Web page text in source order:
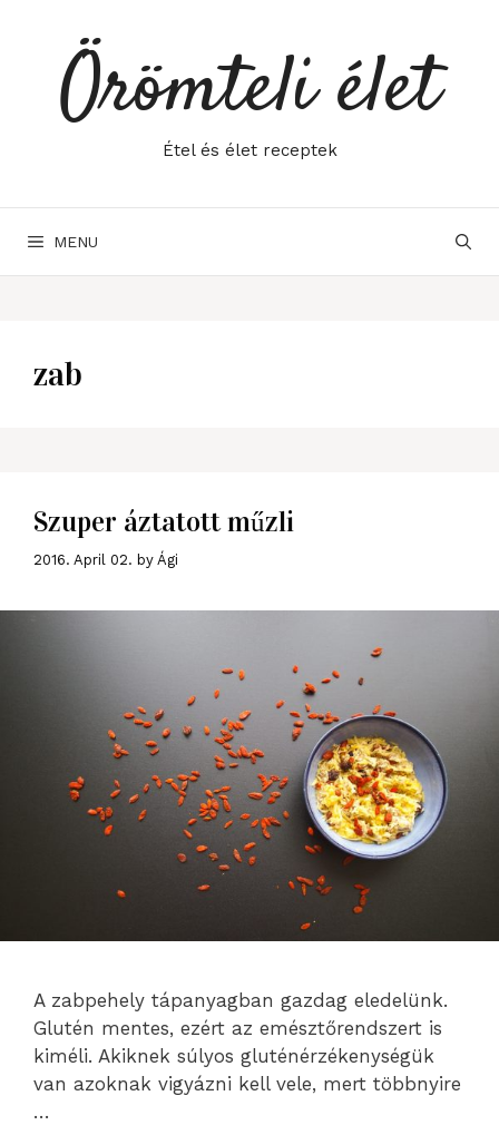
contentÖrömteli élet
Étel és élet receptek
MENU
zab
Szuper áztatott műzli
2016. April 02. by Ági
A zabpehely tápanyagban gazdag eledelünk.
Glutén mentes, ezért az emésztőrendszert is
kiméli. Akiknek súlyos gluténérzékenységük
van azoknak vigyázni kell vele, mert többnyire
…